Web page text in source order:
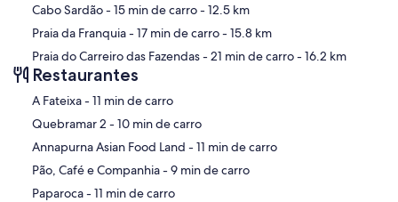
Cabo Sardão- 15 min de carro- 12.5 km
Praia da Franquia- 17 min de carro- 15.8 km
Praia do Carreiro das Fazendas- 21 min de carro- 16.2 km
Restaurantes
‪A Fateixa - ‬11 min de carro
‪Quebramar 2 - ‬10 min de carro
‪Annapurna Asian Food Land - ‬11 min de carro
‪Pão, Café e Companhia - ‬9 min de carro
‪Paparoca - ‬11 min de carro